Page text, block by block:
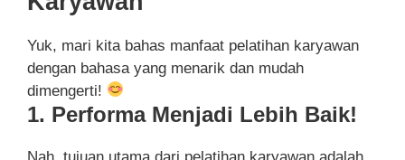
Yuk, mari kita bahas manfaat pelatihan karyawan
dengan bahasa yang menarik dan mudah
dimengerti!
1. Performa Menjadi Lebih Baik!
Nah, tujuan utama dari pelatihan karyawan adalah